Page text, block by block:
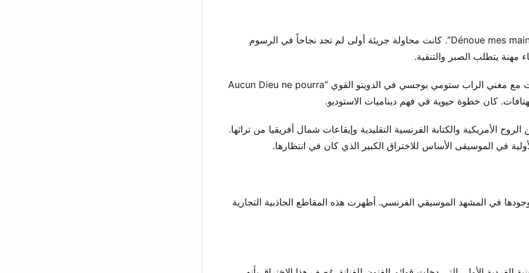
كانت أولى خطواتها في الصناعة الأغنية المنفردة لعام 1997 “Dénoue mes mains”. كانت محاولة جريئة أولى لم تجد نجاحاً في الرسوم
أصبحت التعاونات جزءاً رئيسياً من نموها. في عام 2001، تعاونت مع مغني الراب ستومي بوجسي في الدويتو القوي “Aucun Dieu ne pourra
الأمريكية والكتابة الفرنسية التقليدية وإيقاعات شمال أفريقيا من تراثها.
في الموسيقى الأساس للاختراق الكبير الذي كان في انتظارها.
التجارب المبكرة، رسخت أغنيتان منفردتان في عام 2001 وجودها في المشهد الموسيقي الفرنسي. أظهرت هذه المقاطع الجاذبية التجارية